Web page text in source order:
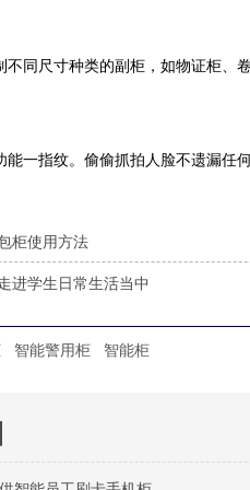
同尺寸种类的副柜，如物证柜、卷
一指纹。偷偷抓拍人脸不遗漏任何
柜使用方法
进学生日常生活当中
智能警用柜 智能柜